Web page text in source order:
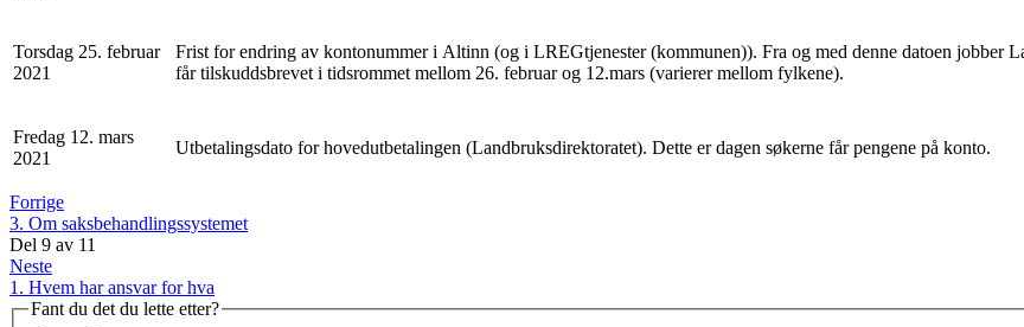
Torsdag 25. februar
2021
Frist for endring av kontonummer i Altinn (og i LREGtjenester (kommunen)). Fra og med denne datoen jobber
får tilskuddsbrevet i tidsrommet mellom 26. februar og 12.mars (varierer mellom fylkene).
Fredag 12. mars
2021
Utbetalingsdato for hovedutbetalingen (Landbruksdirektoratet). Dette er dagen søkerne får pengene på konto.
Forrige
3. Om saksbehandlingssystemet
Del 9 av 11
Neste
1. Hvem har ansvar for hva
Fant du det du lette etter?